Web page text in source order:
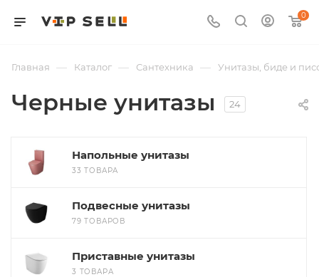
0
Главная — Каталог — Сантехника — Унитазы, биде и
Черные унитазы 24
Напольные унитазы
33 ТОВАРА
Подвесные унитазы
79 ТОВАРОВ
Приставные унитазы
3 ТОВАРА